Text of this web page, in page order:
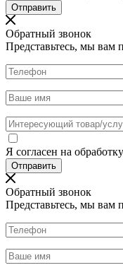
Обратный звонок
Представьтесь, мы вам
Я согласен на обработку
Обратный звонок
Представьтесь, мы вам